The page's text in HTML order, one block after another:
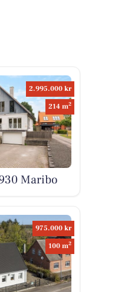
2.995.000 kr
214 m2
Maribo
975.000 kr
100 m2